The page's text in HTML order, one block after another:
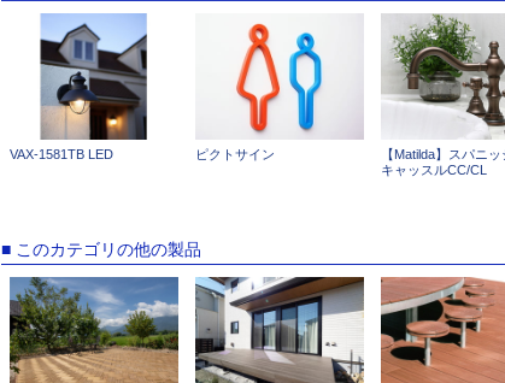
VAX-1581TB LED ピクトサイン
【Matilda】スパニッ
キャッスルCC/CL
■ このカテゴリの他の製品